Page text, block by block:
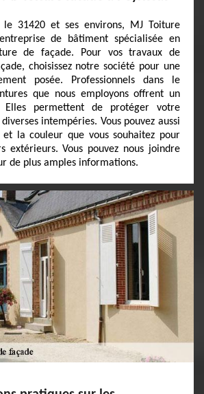
le 31420 et ses environs, MJ Toiture
de bâtiment spécialisée en
de façade. Pour vos travaux de
choisissez notre société pour une
posée. Professionnels dans le
que nous employons offrent un
Elles permettent de protéger votre
intempéries. Vous pouvez aussi
la couleur que vous souhaitez pour
extérieurs. Vous pouvez nous joindre
de plus amples informations.